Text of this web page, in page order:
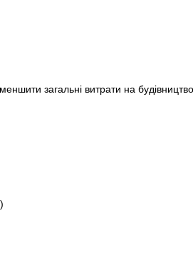
загальні витрати на будівництво.